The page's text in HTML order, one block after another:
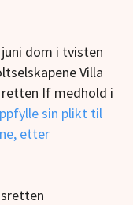
dom i tvisten
Villa
If medhold i
sin plikt til
etter